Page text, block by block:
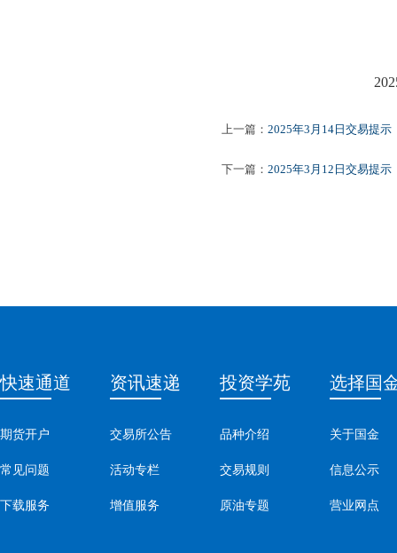
2025年3
上一篇： 2025年3月14日交易提示
下一篇： 2025年3月12日交易提示
快速通道
期货开户
常见问题
下载服务
资讯速递
交易所公告
活动专栏
增值服务
投资学苑
品种介绍
交易规则
原油专题
选择国
关于国金
信息公示
营业网点